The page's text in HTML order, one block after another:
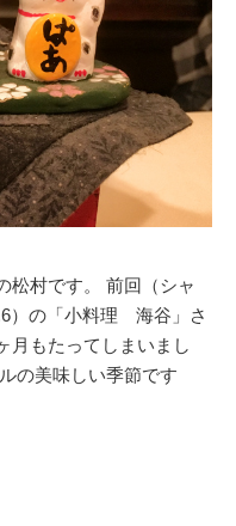
松村です。 前回（シャ
）の「小料理 海谷」さ
月もたってしまいまし
の美味しい季節です